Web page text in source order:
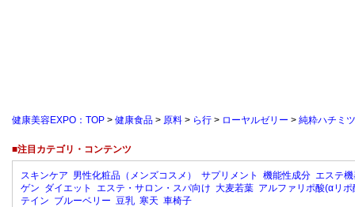
健康美容EXPO：TOP > 健康食品 > 原料 > ら行 > ローヤルゼリー > 純粋ハチミ
■注目カテゴリ・コンテンツ
スキンケア 男性化粧品（メンズコスメ） サプリメント 機能性成分 エステ
ゲン ダイエット エステ・サロン・スパ向け 大麦若葉 アルファリポ酸(αリポ
テイン ブルーベリー 豆乳 寒天 車椅子